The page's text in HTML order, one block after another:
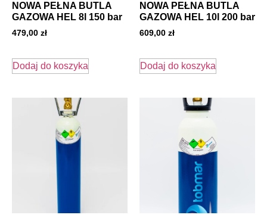
NOWA PEŁNA BUTLA
GAZOWA HEL 8l 150 bar
479,00 zł
Dodaj do koszyka
NOWA PEŁNA BUTLA
GAZOWA HEL 10l 200 bar
609,00 zł
Dodaj do koszyka